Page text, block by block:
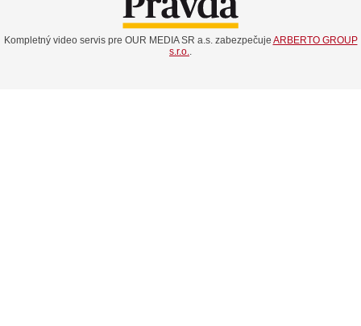
Kompletný video servis pre OUR MEDIA SR a.s. zabezpečuje ARBERTO GROUP
s.r.o..